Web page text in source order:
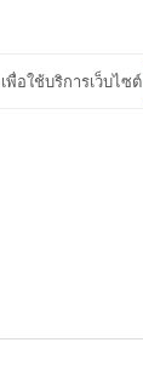
เพื่อใช้บริการเว็บไซต์